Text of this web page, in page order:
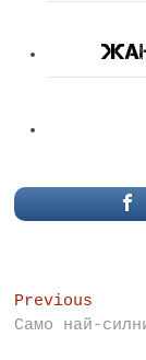
Post
navigation
Previous
post:
Само най-